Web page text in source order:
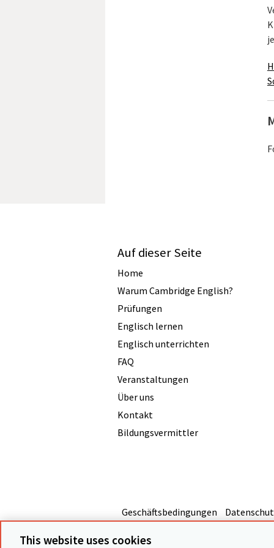
Auf dieser Seite
Home
Warum Cambridge English?
Prüfungen
Englisch lernen
Englisch unterrichten
FAQ
Veranstaltungen
Über uns
Kontakt
Bildungsvermittler
Geschäftsbedingungen
This website uses cookies